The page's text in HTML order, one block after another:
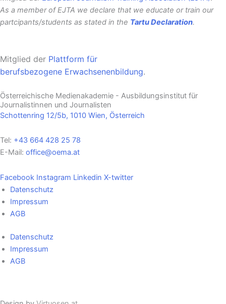
As a member of EJTA we declare that we educate or train our
partcipants/students as stated in the Tartu Declaration.
Mitglied der Plattform für
berufsbezogene Erwachsenenbildung.
Österreichische Medienakademie - Ausbildungsinstitut für
Journalistinnen und Journalisten
Schottenring 12/5b, 1010 Wien, Österreich
Tel: +43 664 428 25 78
E-Mail: office@oema.at
Facebook Instagram Linkedin X-twitter
Datenschutz
Impressum
AGB
Datenschutz
Impressum
AGB